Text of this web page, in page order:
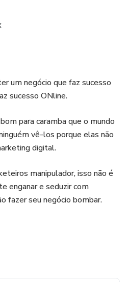
um negócio que faz sucesso
sucesso ONline.
para caramba que o mundo
vê-los porque elas não
digital.
manipulador, isso não é
enganar e seduzir com
fazer seu negócio bombar.
SAUDÁVEL.
você não precisa de nenhum